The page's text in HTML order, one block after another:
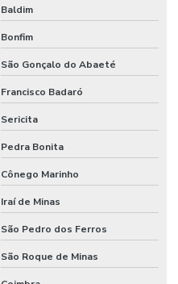
Baldim
Bonfim
São Gonçalo do Abaeté
Francisco Badaró
Sericita
Pedra Bonita
Cônego Marinho
Iraí de Minas
São Pedro dos Ferros
São Roque de Minas